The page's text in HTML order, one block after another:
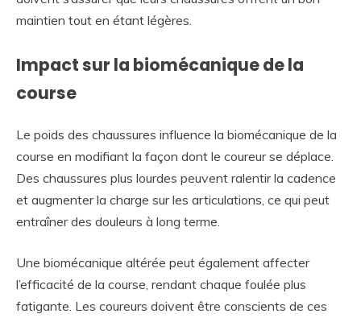
maintien tout en étant légères.
Impact sur la biomécanique de la
course
Le poids des chaussures influence la biomécanique de la
course en modifiant la façon dont le coureur se déplace.
Des chaussures plus lourdes peuvent ralentir la cadence
et augmenter la charge sur les articulations, ce qui peut
entraîner des douleurs à long terme.
Une biomécanique altérée peut également affecter
l’efficacité de la course, rendant chaque foulée plus
fatigante. Les coureurs doivent être conscients de ces